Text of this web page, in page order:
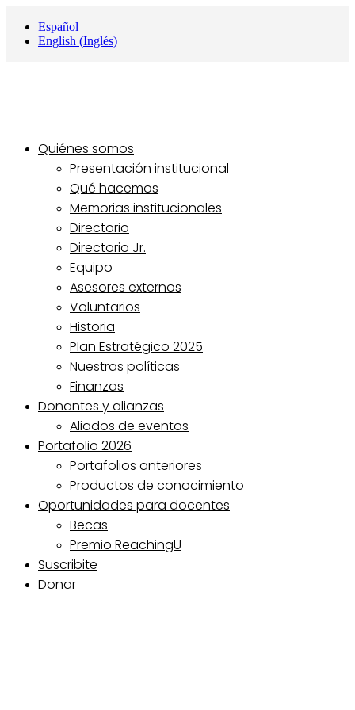
Español
English (Inglés)
Quiénes somos
Presentación institucional
Qué hacemos
Memorias institucionales
Directorio
Directorio Jr.
Equipo
Asesores externos
Voluntarios
Historia
Plan Estratégico 2025
Nuestras políticas
Finanzas
Donantes y alianzas
Aliados de eventos
Portafolio 2026
Portafolios anteriores
Productos de conocimiento
Oportunidades para docentes
Becas
Premio ReachingU
Suscribite
Donar